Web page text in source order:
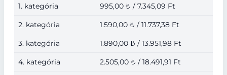
1. kategória 995,00 ₺ / 7.345,09 Ft
2. kategória 1.590,00 ₺ / 11.737,38 Ft
3. kategória 1.890,00 ₺ / 13.951,98 Ft
4. kategória 2.505,00 ₺ / 18.491,91 Ft